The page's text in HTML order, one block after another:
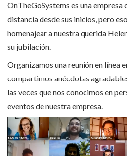
OnTheGoSystems es una empresa
distancia desde sus inicios, pero
homenajear a nuestra querida
su jubilación.
Organizamos una reunión en línea
compartimos anécdotas
las veces que nos conocimos en
eventos de nuestra empresa.